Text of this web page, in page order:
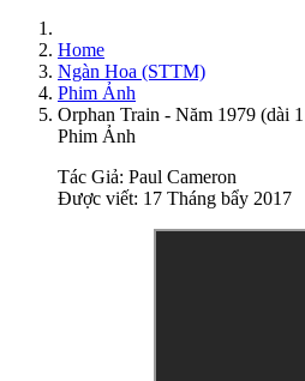
Home
Ngàn Hoa (STTM)
Phim Ảnh
Orphan Train - Năm 1979 (dài
Phim Ảnh
Tác Giả: Paul Cameron
Được viết: 17 Tháng bẩy 2017